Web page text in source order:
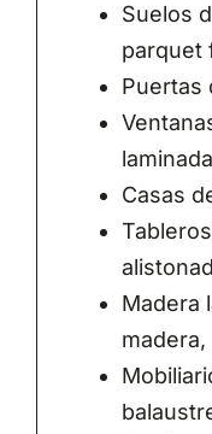
Suelos
parquet
Puertas
Casas
Madera